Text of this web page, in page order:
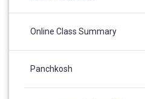
Online Class Summary
Panchkosh